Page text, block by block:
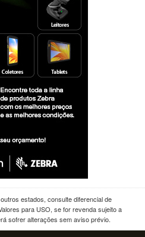
estados, consulte diferencial de
para USO, se for revenda sujeito a
sofrer alterações sem aviso prévio.